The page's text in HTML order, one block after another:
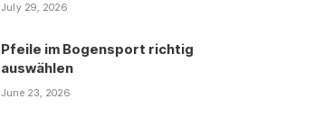
July 29, 2026
Pfeile im Bogensport richtig
auswählen
June 23, 2026